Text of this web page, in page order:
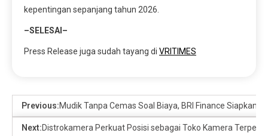
kepentingan sepanjang tahun 2026.
–SELESAI–
Press Release juga sudah tayang di VRITIMES
Previous:Mudik Tanpa Cemas Soal Biaya, BRI Finance Siapkan
Next:Distrokamera Perkuat Posisi sebagai Toko Kamera